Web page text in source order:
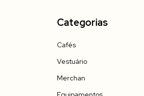
Categorias
Cafés
Vestuário
Merchan